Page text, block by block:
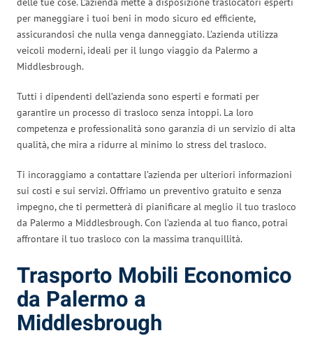
per maneggiare i tuoi beni in modo sicuro ed efficiente,
assicurandosi che nulla venga danneggiato. L’azienda utilizza
veicoli moderni, ideali per il lungo viaggio da Palermo a
Middlesbrough.
Tutti i dipendenti dell’azienda sono esperti e formati per
garantire un processo di trasloco senza intoppi. La loro
competenza e professionalità sono garanzia di un servizio di alta
qualità, che mira a ridurre al minimo lo stress del trasloco.
Ti incoraggiamo a contattare l’azienda per ulteriori informazioni
sui costi e sui servizi. Offriamo un preventivo gratuito e senza
impegno, che ti permetterà di pianificare al meglio il tuo trasloco
da Palermo a Middlesbrough. Con l’azienda al tuo fianco, potrai
affrontare il tuo trasloco con la massima tranquillità.
Trasporto Mobili Economico
da Palermo a
Middlesbrough